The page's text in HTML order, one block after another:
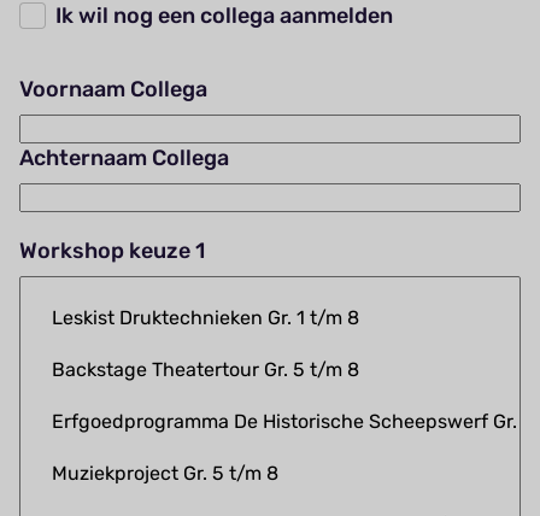
Ik wil nog een collega aanmelden
Voornaam Collega
Achternaam Collega
Workshop keuze 1